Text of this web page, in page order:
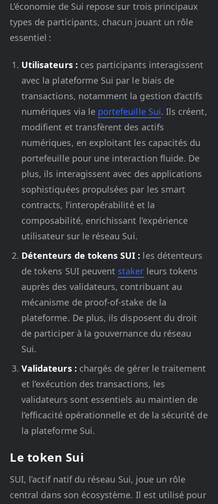
L’économie de Sui repose sur trois principaux
types de participants, chacun jouant un rôle
essentiel :
Utilisateurs : ces participants interagissent
avec la plateforme Sui par le biais de
transactions, notamment la gestion d’actifs
numériques via le portefeuille Sui. Ils créent,
modifient et transfèrent des actifs
numériques, en exploitant les capacités du
portefeuille pour une interaction fluide. De
plus, ils interagissent avec des applications
sophistiquées propulsées par les smart
contracts, l’interopérabilité et la
composabilité, enrichissant l’expérience
utilisateur sur le réseau Sui.
Détenteurs de tokens SUI : les détenteurs
de tokens SUI peuvent staker leurs tokens
auprès des validateurs, contribuant au
mécanisme de proof-of-stake de la
plateforme. De plus, ils disposent du droit
de participer à la gouvernance du réseau
Sui.
Validateurs : chargés de gérer le traitement
et l’exécution des transactions, les
validateurs sont essentiels au maintien de
l’efficacité opérationnelle et de la sécurité de
la plateforme Sui.
Le token Sui
SUI, l’actif natif du réseau Sui, joue un rôle
central dans son écosystème. Il est utilisé pour